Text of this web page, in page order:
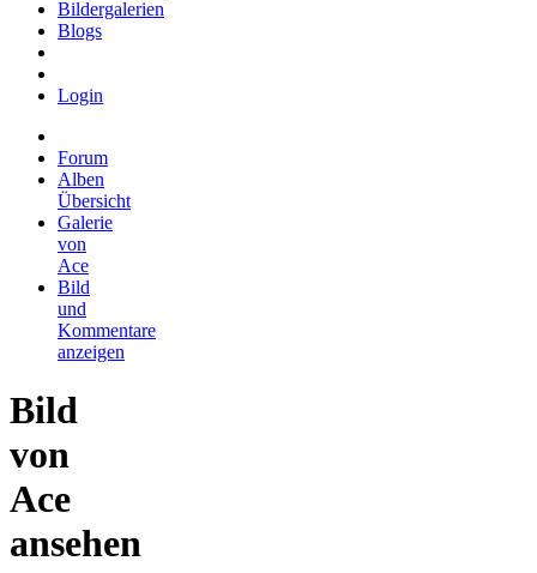
Bildergalerien
Blogs
Login
Forum
Alben
Übersicht
Galerie
von
Ace
Bild
und
Kommentare
anzeigen
Bild
von
Ace
ansehen